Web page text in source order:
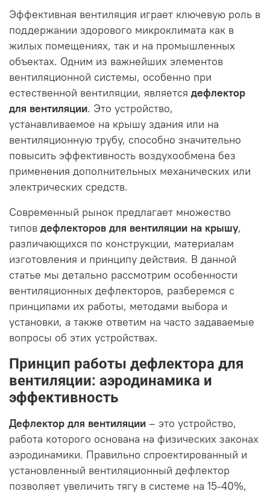
Эффективная вентиляция играет ключевую роль в
поддержании здорового микроклимата как в
жилых помещениях, так и на промышленных
объектах. Одним из важнейших элементов
вентиляционной системы, особенно при
естественной вентиляции, является дефлектор
для вентиляции. Это устройство,
устанавливаемое на крышу здания или на
вентиляционную трубу, способно значительно
повысить эффективность воздухообмена без
применения дополнительных механических или
электрических средств.
Современный рынок предлагает множество
типов дефлекторов для вентиляции на крышу,
различающихся по конструкции, материалам
изготовления и принципу действия. В данной
статье мы детально рассмотрим особенности
вентиляционных дефлекторов, разберемся с
принципами их работы, методами выбора и
установки, а также ответим на часто задаваемые
вопросы об этих устройствах.
Принцип работы дефлектора для
вентиляции: аэродинамика и
эффективность
Дефлектор для вентиляции – это устройство,
работа которого основана на физических законах
аэродинамики. Правильно спроектированный и
установленный вентиляционный дефлектор
позволяет увеличить тягу в системе на 15-40%,